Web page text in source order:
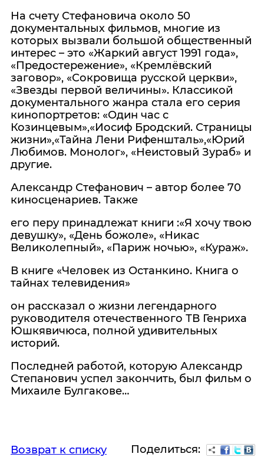
На счету Стефановича около 50
документальных фильмов, многие из
которых вызвали большой общественный
интерес – это «Жаркий август 1991 года»,
«Предостережение», «Кремлёвский
заговор», «Сокровища русской церкви»,
«Звезды первой величины». Классикой
документального жанра стала его серия
кинопортретов: «Один час с
Козинцевым»,«Иосиф Бродский. Страницы
жизни»,«Тайна Лени Рифеншталь»,«Юрий
Любимов. Монолог», «Неистовый Зураб» и
другие.
Александр Стефанович – автор более 70
киносценариев. Также
его перу принадлежат книги :«Я хочу твою
девушку», «День божоле», «Никас
Великолепный», «Париж ночью», «Кураж».
В книге «Человек из Останкино. Книга о
тайнах телевидения»
он рассказал о жизни легендарного
руководителя отечественного ТВ Генриха
Юшкявичюса, полной удивительных
историй.
Последней работой, которую Александр
Степанович успел закончить, был фильм о
Михаиле Булгакове…
Возврат к списку Поделиться: